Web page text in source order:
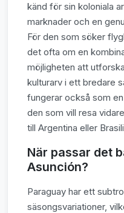
känd för sin koloniala
marknader och en
För den som söker
det ofta om en
möjligheten att
kulturarv i ett bredare
fungerar också som
den som vill resa
till Argentina eller
När passar det
Asunción?
Paraguay har ett
säsongsvariationer,